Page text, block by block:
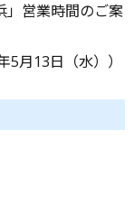
」営業時間のご案
月13日（水））